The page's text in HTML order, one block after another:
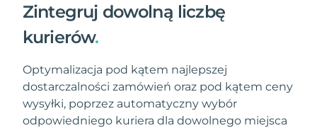
Zintegruj dowolną liczbę
kurierów.
Optymalizacja pod kątem najlepszej
dostarczalności zamówień oraz pod kątem ceny
wysyłki, poprzez automatyczny wybór
odpowiedniego kuriera dla dowolnego miejsca